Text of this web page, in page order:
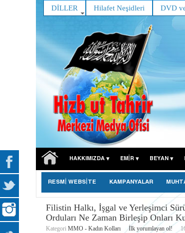
DİLLER Hilafet Neşidleri DVD
HAKKIMIZDA EMIR BEYAN
RESMİ WEBSİTE KAMPANYALAR
Filistin Halkı, İşgal ve Yerleşimci
Orduları Ne Zaman Birleşip Onları
Kategori MMO - Kadın Kolları İlk yorumlayan ol!